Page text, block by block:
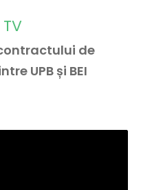
de
UPB și BEI